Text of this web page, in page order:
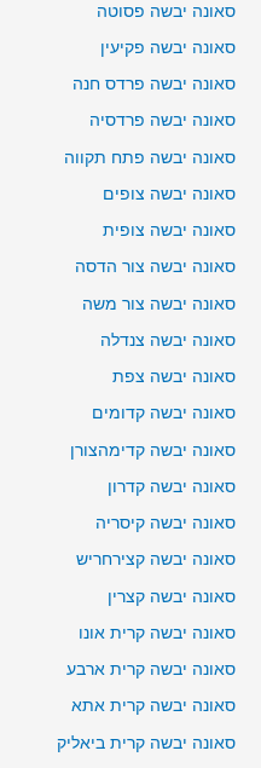
סאונה יבשה פסוטה
סאונה יבשה פקיעין
סאונה יבשה פרדס חנה
סאונה יבשה פרדסיה
סאונה יבשה פתח תקווה
סאונה יבשה צופים
סאונה יבשה צופית
סאונה יבשה צור הדסה
סאונה יבשה צור משה
סאונה יבשה צנדלה
סאונה יבשה צפת
סאונה יבשה קדומים
סאונה יבשה קדימהצורן
סאונה יבשה קדרון
סאונה יבשה קיסריה
סאונה יבשה קצירחריש
סאונה יבשה קצרין
סאונה יבשה קרית אונו
סאונה יבשה קרית ארבע
סאונה יבשה קרית אתא
סאונה יבשה קרית ביאליק